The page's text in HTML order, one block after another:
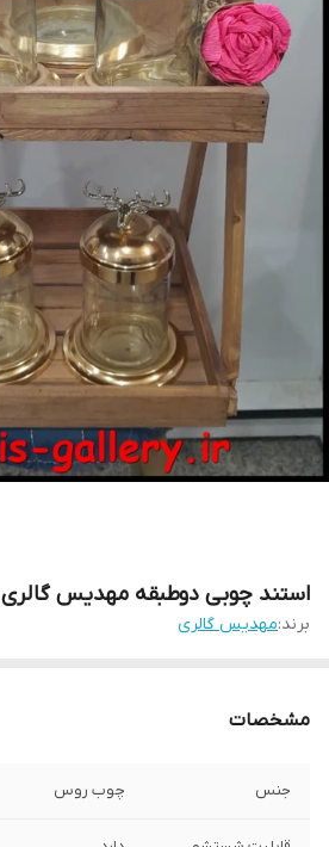
استند چوبی دوطبقه مهدیس گالری
برند:مهدیس گالری
مشخصات
جنس چوب روس